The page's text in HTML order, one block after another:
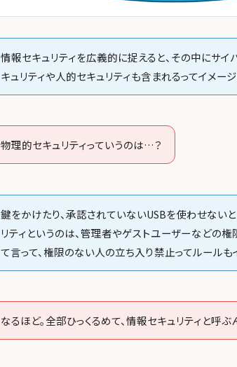
情報セキュリティを広義的に捉えると、その中にサイ
キュリティや人的セキュリティも含まれるってイメー
物理的セキュリティっていうのは…？
鍵をかけたり、承認されていないUSBを使わせないと
リティというのは、管理者やゲストユーザーなどの権
て言って、権限のない人の立ち入り禁止ってルールも
なるほど。全部ひっくるめて、情報セキュリティと呼ぶ